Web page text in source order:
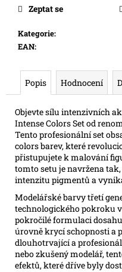
Kategorie:
EAN:
Zeptat se
Popis Hodnocení
Objevte sílu intenzivních
Intense Colors Set od
Tento profesionální set
colors barev, které
přistupujete k malování
tomto setu je navržena
intenzitu pigmentů a
Modelářské barvy třetí
technologického pokroku
pokročilé formulaci
úrovně krycí schopnosti a
dlouhotrvající a
nebo zkušený modelář,
efektů, které dříve byly
e
e
TOPPS
CHROME
DISNEY
BOX
2026
2
068
Kč